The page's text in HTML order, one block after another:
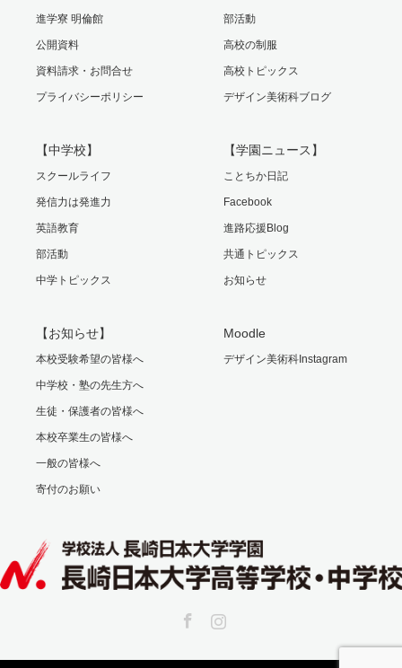
進学寮 明倫館
公開資料
資料請求・お問合せ
プライバシーポリシー
部活動
高校の制服
高校トピックス
デザイン美術科ブログ
【中学校】
スクールライフ
発信力は発進力
英語教育
部活動
中学トピックス
【学園ニュース】
ことちか日記
Facebook
進路応援Blog
共通トピックス
お知らせ
【お知らせ】
本校受験希望の皆様へ
中学校・塾の先生方へ
生徒・保護者の皆様へ
本校卒業生の皆様へ
一般の皆様へ
寄付のお願い
Moodle
デザイン美術科Instagram